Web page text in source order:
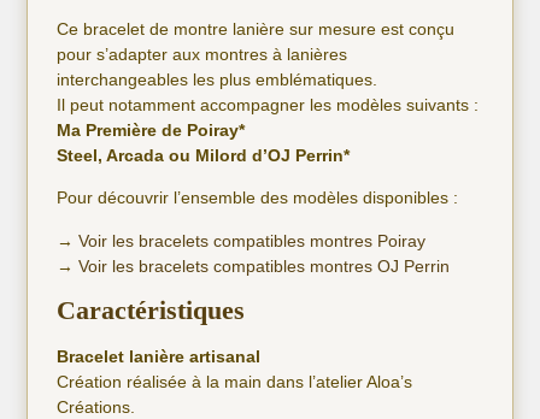
Ce bracelet de montre lanière sur mesure est conçu
pour s’adapter aux montres à lanières
interchangeables les plus emblématiques.
Il peut notamment accompagner les modèles suivants :
Ma Première de Poiray*
Steel, Arcada ou Milord d’OJ Perrin*
Pour découvrir l’ensemble des modèles disponibles :
→Voir les bracelets compatibles montres Poiray
→Voir les bracelets compatibles montres OJ Perrin
Caractéristiques
Bracelet lanière artisanal
Création réalisée à la main dans l’atelier Aloa’s
Créations.